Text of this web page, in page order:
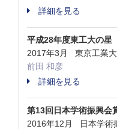
詳細を見る
平成28年度東工大の星
2017年3月 東京工業
前田 和彦
詳細を見る
第13回日本学術振興会
2016年12月 日本学術